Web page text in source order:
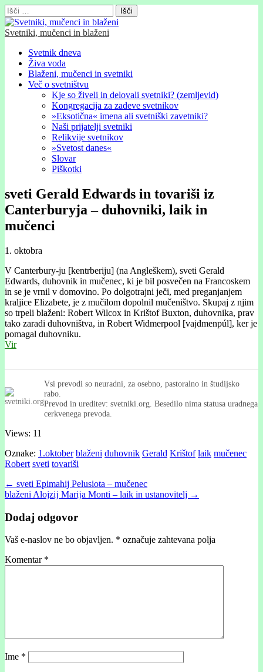
Išči:
Svetniki, mučenci in blaženi
Glavni
meni
Skip
content
Svetnik dneva
Živa voda
Blaženi, mučenci in svetniki
Več o svetništvu
Kje so živeli in delovali svetniki? (zemljevid)
Kongregacija za zadeve svetnikov
»Eksotična« imena ali svetniški zavetniki?
Naši prijatelji svetniki
Relikvije svetnikov
»Svetost danes«
Slovar
Piškotki
sveti Gerald Edwards in tovariši iz
Canterburyja – duhovniki, laik in
mučenci
1. oktobra
V Canterbury-ju [kentrberiju] (na Angleškem), sveti Gerald
Edwards, duhovnik in mučenec, ki je bil posvečen na Francoskem
in se je vrnil v domovino. Po dolgotrajni ječi, med preganjanjem
kraljice Elizabete, je z mučilom dopolnil mučeništvo. Skupaj z njim
so trpeli blaženi: Robert Wilcox in Krištof Buxton, duhovnika, prav
tako zaradi duhovništva, in Robert Widmerpool [vajdmenpúl], ker je
pomagal duhovniku.
Vir
Vsi prevodi so neuradni, za osebno, pastoralno in študijsko
rabo.
Prevod in ureditev: svetniki.org. Besedilo nima statusa uradnega
cerkvenega prevoda.
Views: 11
Oznake: 1.oktober blaženi duhovnik Gerald Krištof laik mučenec
Robert sveti tovariši
Post
navigation
← sveti Epimahij Pelusiota – mučenec
blaženi Alojzĳ Marĳa Monti – laik in ustanovitelj →
Dodaj odgovor
Vaš e-naslov ne bo objavljen. * označuje zahtevana polja
Komentar *
Ime *